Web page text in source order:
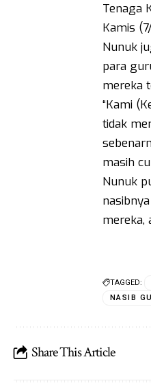
Tenaga
Kamis
Nunuk
para
mereka
“Kami
tidak
masih
Nunuk
mereka,
TAGGED:
NASIB
Share This Article